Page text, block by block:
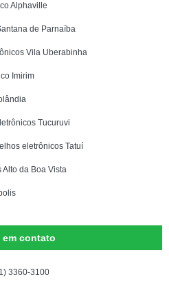
Alphaville
de Parnaíba
Vila Uberabinha
Imirim
Tucuruvi
eletrônicos Tatuí
da Boa Vista
em contato
3360-3100